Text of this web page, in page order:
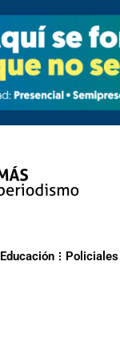
Educación Policiales